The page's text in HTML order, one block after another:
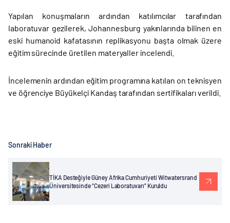
Yapılan konuşmaların ardından katılımcılar tarafından
laboratuvar gezilerek, Johannesburg yakınlarında bilinen en
eski humanoid kafatasının replikasyonu başta olmak üzere
eğitim sürecinde üretilen materyaller incelendi.
İncelemenin ardından eğitim programına katılan on teknisyen
ve öğrenciye Büyükelçi Kandaş tarafından sertifikaları verildi.
Sonraki Haber
TİKA Desteğiyle Güney Afrika Cumhuriyeti Witwatersrand
Üniversitesinde “Cezeri Laboratuvarı” Kuruldu